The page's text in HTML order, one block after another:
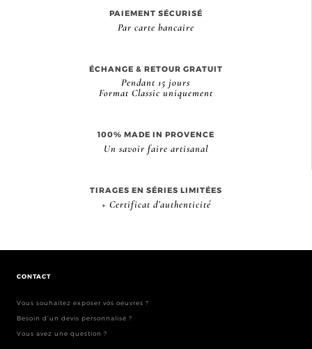
PAIEMENT SÉCURISÉ
Par carte bancaire
ÉCHANGE & RETOUR GRATUIT
Pendant 15 jours
Format Classic uniquement
100% MADE IN PROVENCE
Un savoir faire artisanal
TIRAGES EN SÉRIES LIMITÉES
+ Certificat d’authenticité
CONTACT
Vous souhaitez exposer vos oeuvres ?
Besoin d’un devis personnalisé ?
Vous avez une question ?